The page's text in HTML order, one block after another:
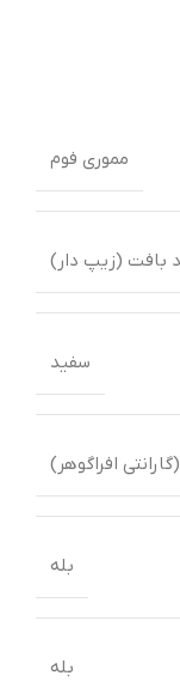
مموری فوم
بافت (زیپ دار)
سفید
افراگوهر)
بله
بله